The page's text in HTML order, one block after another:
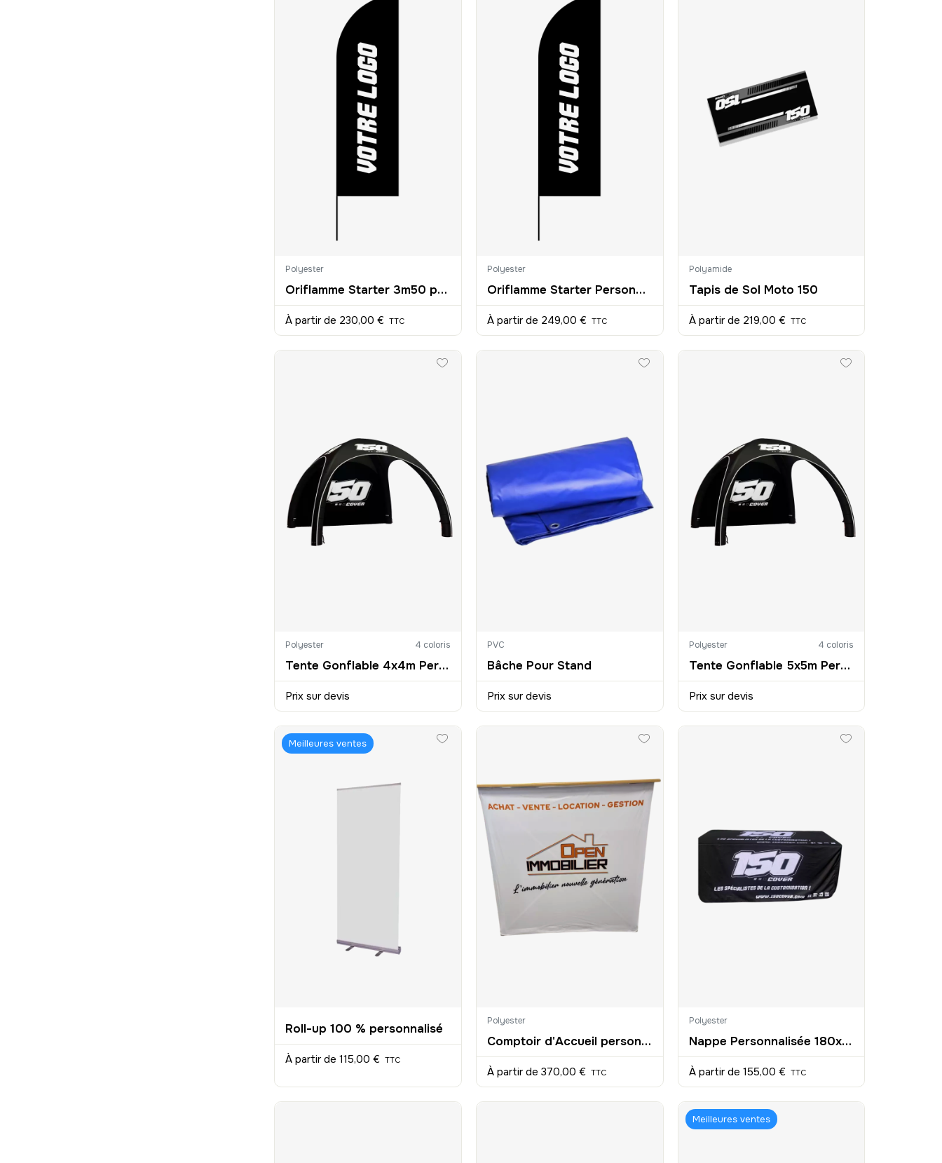
Polyester
Oriflamme Starter 3m50 personnalisée
À partir de 230,00 € TTC
Polyester
Oriflamme Starter Personnalisée 4m70
À partir de 249,00 € TTC
Polyamide
Tapis de Sol Moto 150
À partir de 219,00 € TTC
Polyester 4 coloris
Tente Gonflable 4x4m Personnalisée
Prix sur devis
PVC
Bâche Pour Stand
Prix sur devis
Polyester 4 coloris
Tente Gonflable 5x5m Personnalisée
Prix sur devis
Meilleures ventes
Roll-up 100 % personnalisé
À partir de 115,00 € TTC
Polyester
Comptoir d'Accueil personnalisé
À partir de 370,00 € TTC
Polyester
Nappe Personnalisée 180x76cm
À partir de 155,00 € TTC
Meilleures ventes